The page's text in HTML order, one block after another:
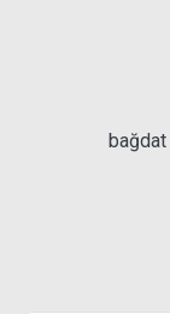
bağdat